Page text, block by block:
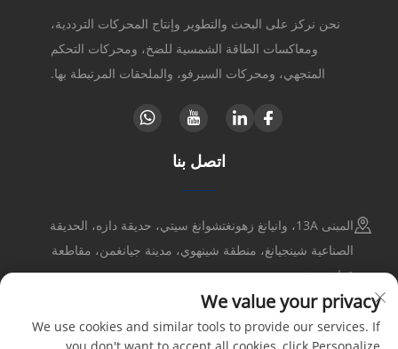
نحن نركز على البحث والتطوير وإنتاج المحركات الترددية،
ومعاكسات الطاقة الشمسية للضخ، ومحركات التحكم
المتجهي، ومحركات السيرفو، والملحقات المرتبطة بها.
اتصل بنا
المبنى 13A، وانيانغ زهونغتشوانغ سيتي، حديقة دازه، الحديقة
الصناعية شينجيانغ، منطقة شينهوي، مدينة جيانغمن، مقاطعة
قوانغدونغ
+86-17316086390
We value your privacy
We use cookies and similar tools to provide our services. If